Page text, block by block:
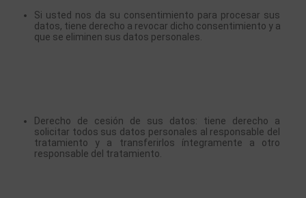
Si usted nos da su consentimiento para procesar sus
datos, tiene derecho a revocar dicho consentimiento y a
que se eliminen sus datos personales.
Derecho de cesión de sus datos: tiene derecho a
solicitar todos sus datos personales al responsable del
tratamiento y a transferirlos íntegramente a otro
responsable del tratamiento.